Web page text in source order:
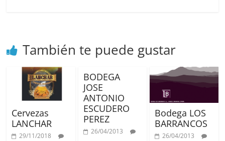
También te puede gustar
Cervezas
LANCHAR
29/11/2018
BODEGA
JOSE
ANTONIO
ESCUDERO
PEREZ
26/04/2013
Bodega LOS
BARRANCOS
26/04/2013